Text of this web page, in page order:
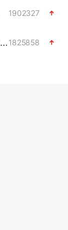
1902327
泰国校园枪击事件已致8死30余伤1825858